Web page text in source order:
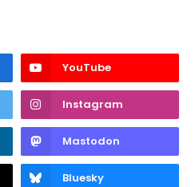
YouTube
Instagram
Mastodon
Bluesky